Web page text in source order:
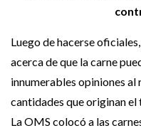
Luego de hacerse
acerca de que la carne
innumerables opiniones
cantidades que originan el
La OMS colocó a las